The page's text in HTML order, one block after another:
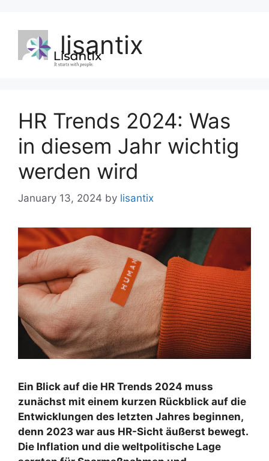
lisantix
HR Trends 2024: Was
in diesem Jahr wichtig
werden wird
January 13, 2024 by lisantix
Ein Blick auf die HR Trends 2024 muss
zunächst mit einem kurzen Rückblick auf die
Entwicklungen des letzten Jahres beginnen,
denn 2023 war aus HR-Sicht äußerst bewegt.
Die Inflation und die weltpolitische Lage